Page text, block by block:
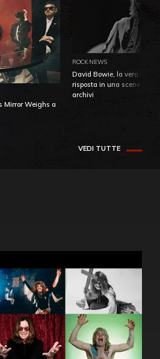
Mirror Weighs a
ROCK NEWS
David Bowie, la vera
risposta in una
archivi
VEDI TUTTE